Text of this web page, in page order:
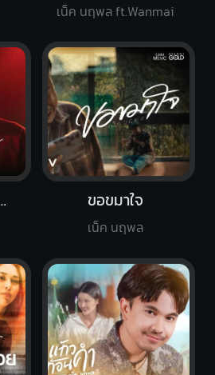
หาฮักแท้ ขอขมาใจ
เน็ค นฤพล
เน็ค นฤพล ft.Wanmai